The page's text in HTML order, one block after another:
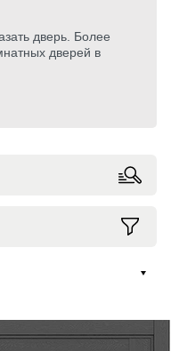
дверь. Более
дверей в